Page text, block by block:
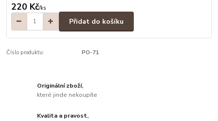
220 Kč/ks
Přidat do košíku
Číslo produktu: PO-71
Originální zboží,
které jinde nekoupíte
Kvalita a pravost,